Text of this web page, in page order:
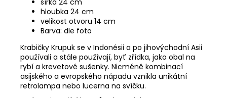
hloubka 24 cm
velikost otvoru 14 cm
Barva: dle foto
Krabičky Krupuk se v Indonésii a po jihovýchodní Asii
používali a stále používají, byť zřídka, jako obal na
rybí a krevetové sušenky. Nicméně kombinací
asijského a evropského nápadu vznikla unikátní
retrolampa nebo lucerna na svíčku.